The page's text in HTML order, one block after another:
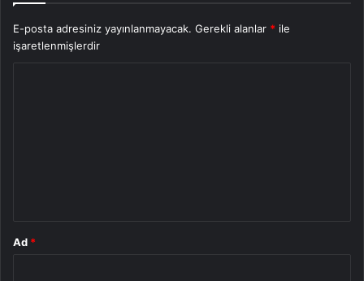
E-posta adresiniz yayınlanmayacak. Gerekli alanlar * ile
işaretlenmişlerdir
Ad *